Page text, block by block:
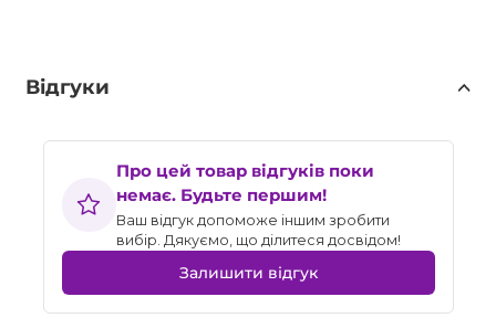
Відгуки
Про цей товар відгуків поки
немає. Будьте першим!
Ваш відгук допоможе іншим зробити
вибір. Дякуємо, що ділитеся досвідом!
Залишити відгук